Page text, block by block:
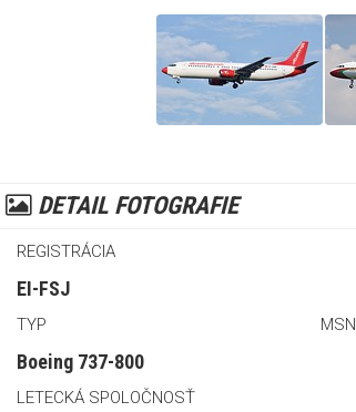
DETAIL FOTOGRAFIE
REGISTRÁCIA
EI-FSJ
TYP MSN
Boeing 737-800
LETECKÁ SPOLOČNOSŤ